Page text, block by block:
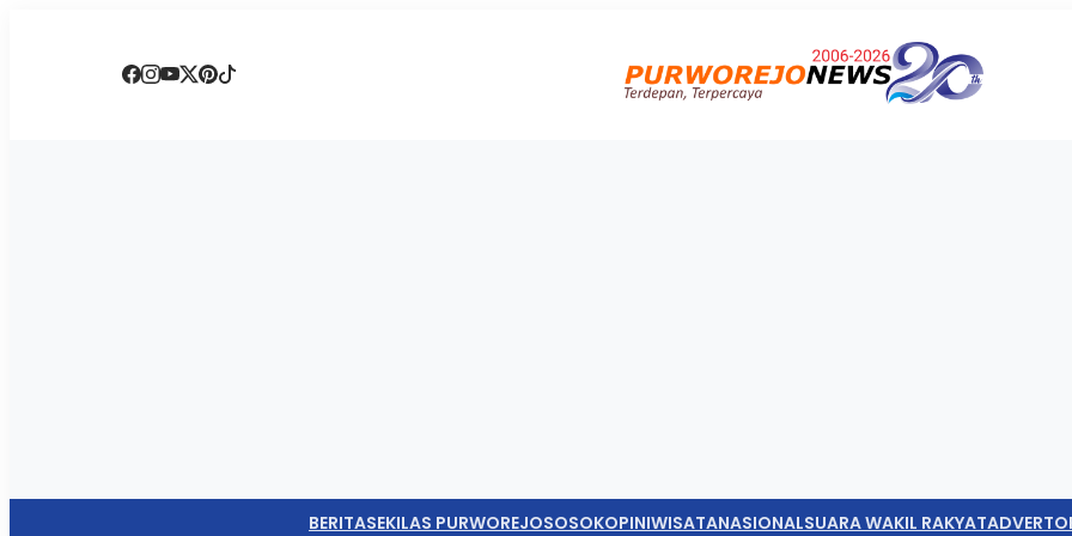
BERITASEKILAS PURWOREJOSOSOKOPINIWISATANASIONALSUARA WAKIL RAKYAT